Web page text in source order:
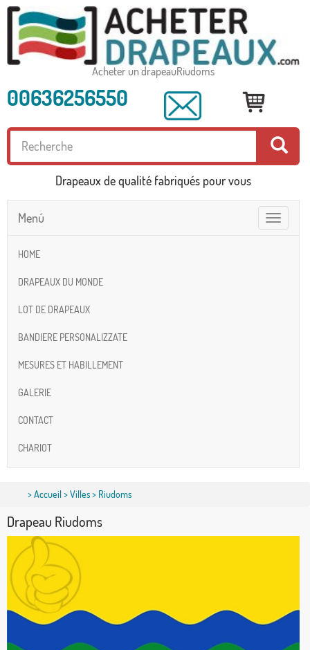
Acheter un drapeauRiudoms
00636256550
Drapeaux de qualité fabriqués pour vous
Toggle
navigation
Menú
HOME
DRAPEAUX DU MONDE
LOT DE DRAPEAUX
BANDIERE PERSONALIZZATE
MESURES ET HABILLEMENT
GALERIE
CONTACT
CHARIOT
>Accueil>Villes> Riudoms
Drapeau Riudoms